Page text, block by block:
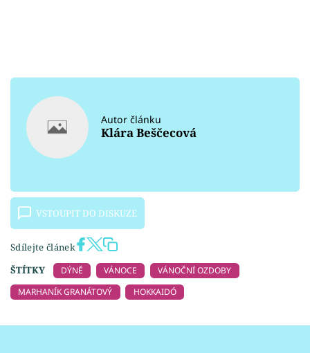
Autor článku
Klára Beščecová
VSTOUPIT DO DISKUZE
Sdílejte článek
ŠTÍTKY
DÝNĚ VÁNOCE
VÁNOČNÍ OZDOBY
MARHANÍK GRANÁTOVÝ
HOKKAIDÓ